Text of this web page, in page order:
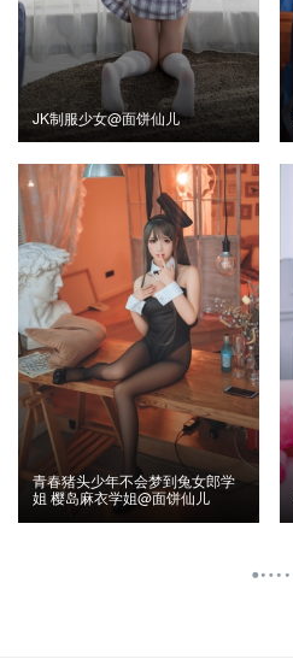
JK制服少女@面饼仙儿
青春猪头少年不会梦到兔女郎学
姐 樱岛麻衣学姐@面饼仙儿